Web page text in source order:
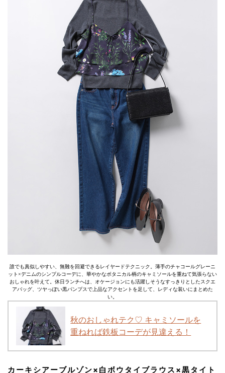
誰でも真似しやすい、無難を回避できるレイヤードテクニック。薄手のチャコールグレーニ
ット×デニムのシンプルコーデに、華やかなボタニカル柄のキャミソールを重ねて気張らない
おしゃれを叶えて。休日ランチへは、オケージョンにも活躍しそうなすっきりとしたスクエ
アバッグ、ツヤっぽい黒パンプスで上品なアクセントを足して、レディな装いにまとめた
い。
秋のおしゃれテク♡ キャミソールを
重ねれば鉄板コーデが見違える！
カーキシアーブルゾン×白ボウタイブラウス×黒タイト